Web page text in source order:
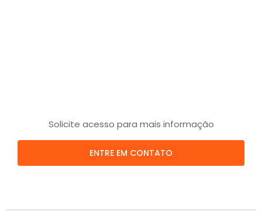
Solicite acesso para mais informação
ENTRE EM CONTATO